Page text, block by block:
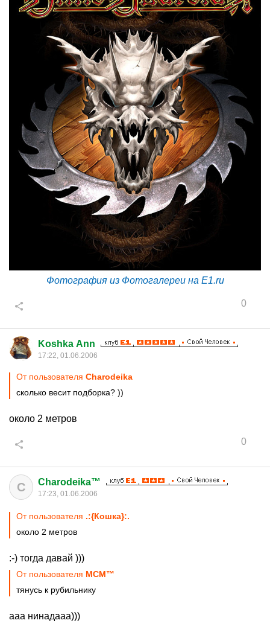
Фотография из Фотогалереи на E1.ru
0
Koshka Ann
17:22, 01.06.2006
От пользователя Charodeika
сколько весит подборка? ))
около 2 метров
0
C Charodeika™
17:23, 01.06.2006
От пользователя .:{Кoшкa}:.
около 2 метров
:-) тогда давай )))
От пользователя MСM™
тянусь к рубильнику
ааа нинадааа)))